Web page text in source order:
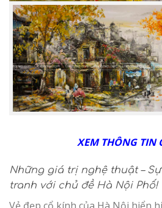
XEM THÔNG TIN
Những giá trị nghệ thuật –
tranh với chủ đề Hà Nội Phố!
Vẻ đẹp cổ kính của Hà Nội hiển